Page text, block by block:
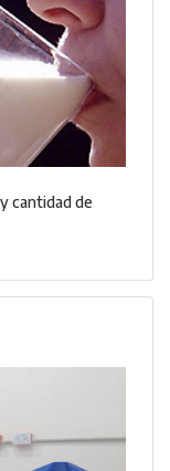
cantidad de